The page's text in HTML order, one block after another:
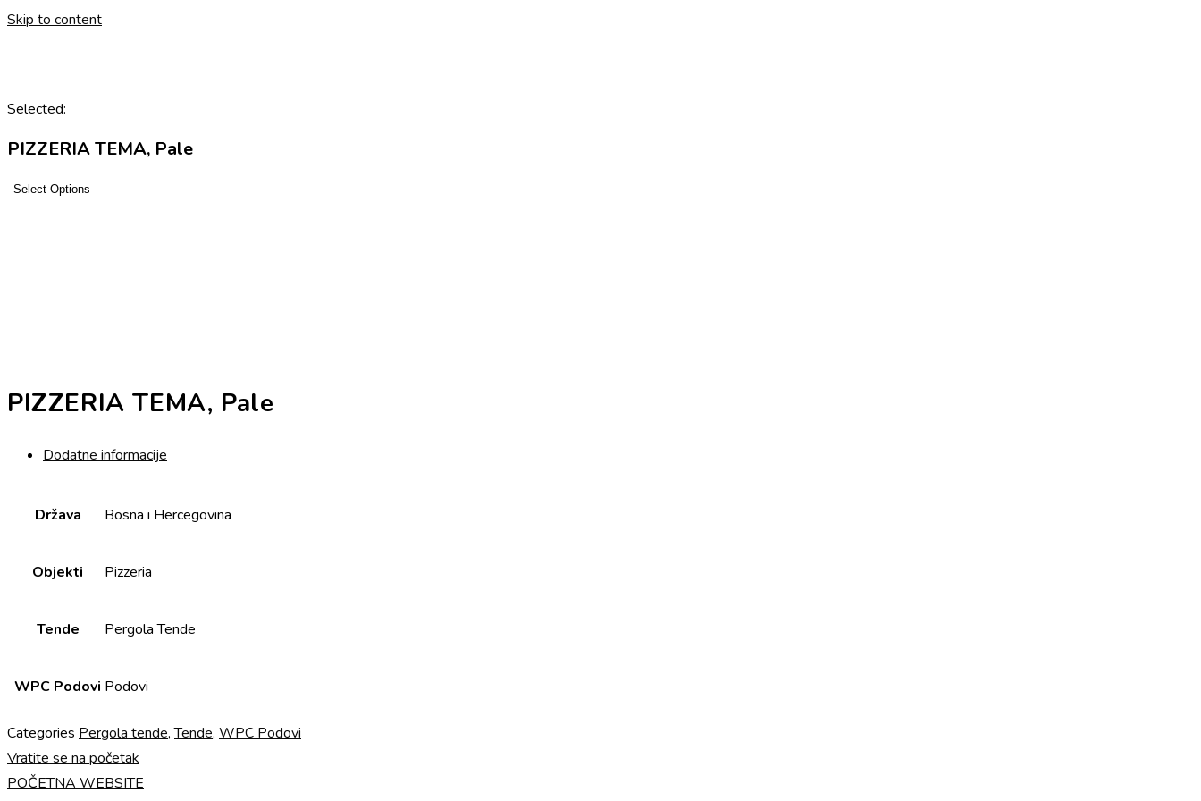
Skip to content
Selected:
PIZZERIA TEMA, Pale
Select Options
PIZZERIA TEMA, Pale
Dodatne informacije
Država Bosna i Hercegovina
Objekti Pizzeria
Tende Pergola Tende
WPC Podovi Podovi
Categories Pergola tende,Tende, WPC Podovi
Vratite se na početak
POČETNA WEBSITE